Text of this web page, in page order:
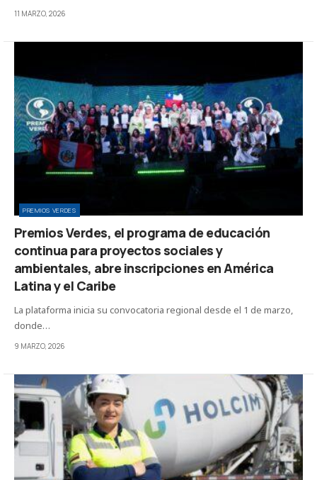
11 MARZO, 2026
PREMIOS VERDES
Premios Verdes, el programa de educación
continua para proyectos sociales y
ambientales, abre inscripciones en América
Latina y el Caribe
La plataforma inicia su convocatoria regional desde el 1 de marzo,
donde…
9 MARZO, 2026